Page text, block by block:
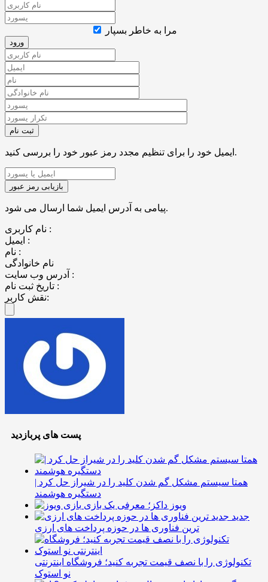
مرا به خاطر بسپار
ایمیل خود را برای تنظیم مجدد رمز عبور خود را بررسی کنید.
پیامی به آدرس ایمیل شما ارسال می شود.
نام کاربری :
ایمیل :
نام :
نام خانوادگی
آدرس وب سایت :
تاریخ ثبت نام :
نقش کاربر:
پست های پربازدید
همتا سیستم مشکل گم شدن کلید را در شیراز حل کرد |
دستگیره هوشمند
ویوز داکز؛ معرفی یک بازی
جدید
ترین فناوری ها در حوزه پرداخت های ارزی
تکنولوژی را با نصف قیمت تجربه کنید؛ فروشگاه اینترنتی
نو استوک